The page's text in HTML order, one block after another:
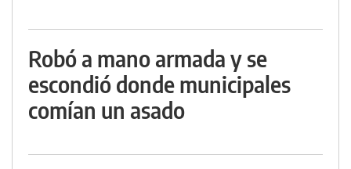
Robó a mano armada y se
escondió donde municipales
comían un asado